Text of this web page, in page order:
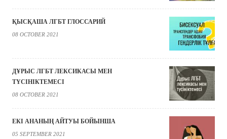
ҚЫСҚАША ЛГБТ ГЛОССАРИЙ
08 OCTOBER 2021
ДҰРЫС ЛГБТ ЛЕКСИКАСЫ МЕН
ТҮСІНІКТЕМЕСІ
08 OCTOBER 2021
ЕКІ АНАНЫҢ АЙТУЫ БОЙЫНША
05 SEPTEMBER 2021